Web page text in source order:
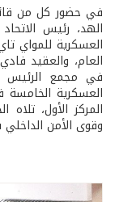
في حضور كل من
الهد، رئيس
العسكرية للمواي
العام، والعقيد
في مجمع الرئيس
العسكرية
المركز الأول،
وقوى الأمن الداخلي